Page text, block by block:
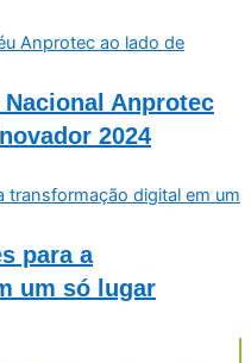
Nacional Anprotec
2024
para a
um só lugar